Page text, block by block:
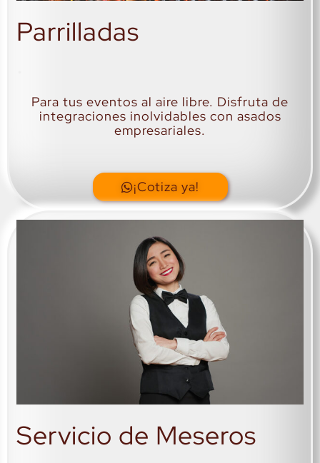
Parrilladas
Para tus eventos al aire libre. Disfruta de
integraciones inolvidables con asados
empresariales.
¡Cotiza ya!
Servicio de Meseros